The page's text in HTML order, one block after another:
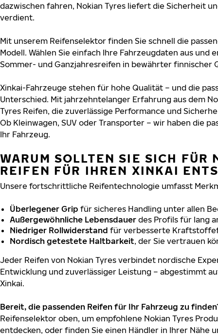
dazwischen fahren, Nokian Tyres liefert die Sicherheit
verdient.
Mit unserem Reifenselektor finden Sie schnell die
Modell. Wählen Sie einfach Ihre Fahrzeugdaten aus und
Sommer- und Ganzjahresreifen in bewährter finnischer
Xinkai-Fahrzeuge stehen für hohe Qualität – und die
Unterschied. Mit jahrzehntelanger Erfahrung aus dem
Tyres Reifen, die zuverlässige Performance und
Ob Kleinwagen, SUV oder Transporter – wir haben die
Ihr Fahrzeug.
WARUM SOLLTEN SIE SICH FÜR
REIFEN FÜR IHREN XINKAI
Unsere fortschrittliche Reifentechnologie umfasst
Überlegener Grip für sicheres Handling unter allen
Außergewöhnliche Lebensdauer des Profils für lang
Niedriger Rollwiderstand für verbesserte
Nordisch getestete Haltbarkeit, der Sie vertrauen
Jeder Reifen von Nokian Tyres verbindet nordische
Entwicklung und zuverlässiger Leistung – abgestimmt
Xinkai.
Bereit, die passenden Reifen für Ihr Fahrzeug zu
Reifenselektor oben, um empfohlene Nokian Tyres
entdecken, oder finden Sie einen Händler in Ihrer Nähe